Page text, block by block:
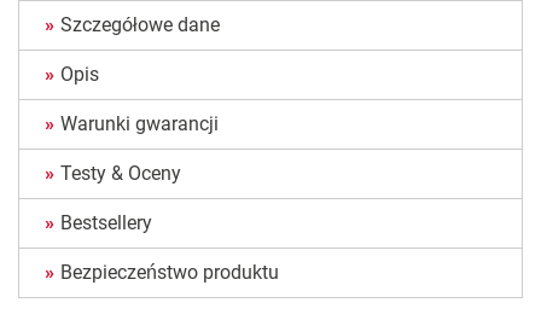
Szczegółowe dane
Opis
Warunki gwarancji
Testy & Oceny
Bestsellery
Bezpieczeństwo produktu